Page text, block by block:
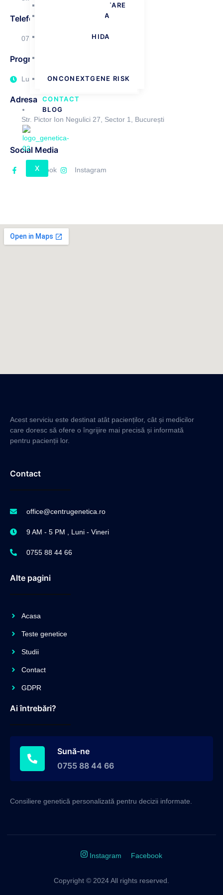
CANCERE EREDITARE
BIOPSIE LICHIDA
BIOPSIE LICHIDA
ONCONEXTGENE RISK
CONTACT
BLOG
X
Telefon
0755 88 44 66
Program
Luni - Vineri : 9.00 A.M - 5.00 P.M
Adresa
Str. Pictor Ion Negulici 27, Sector 1, București
Social Media
Facebook Instagram
Acest serviciu este destinat atât pacienților, cât și medicilor
care doresc să ofere o îngrijire mai precisă și informată
pentru pacienții lor.
Contact
office@centrugenetica.ro
9 AM - 5 PM , Luni - Vineri
0755 88 44 66
Alte pagini
Acasa
Teste genetice
Studii
Contact
GDPR
Ai întrebări?
Sună-ne
0755 88 44 66
Consiliere genetică personalizată pentru decizii informate.
Instagram Facebook
Copyright © 2024 All rights reserved.